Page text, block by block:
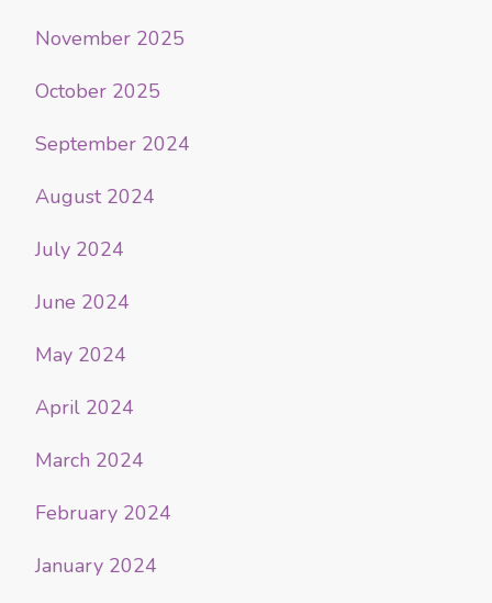
November 2025
October 2025
September 2024
August 2024
July 2024
June 2024
May 2024
April 2024
March 2024
February 2024
January 2024